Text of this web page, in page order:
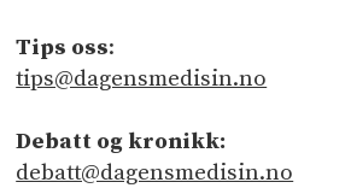
Tips oss:
tips@dagensmedisin.no
Debatt og kronikk:
debatt@dagensmedisin.no